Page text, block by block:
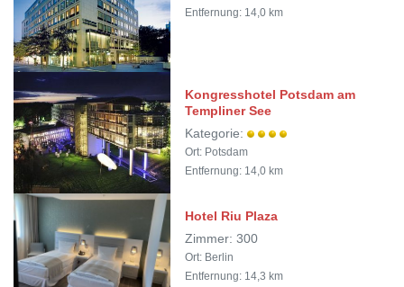
Entfernung: 14,0 km
Kongresshotel Potsdam am
Templiner See
Kategorie:
Ort: Potsdam
Entfernung: 14,0 km
Hotel Riu Plaza
Zimmer: 300
Ort: Berlin
Entfernung: 14,3 km